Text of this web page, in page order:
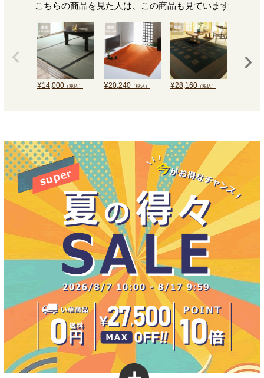
こちらの商品を見た人は、この商品も見ています
¥14,000 （税込） ¥20,240 （税込） ¥28,160 （税込）